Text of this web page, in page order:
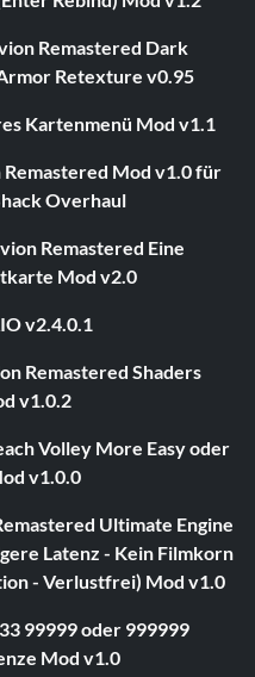
Remastered Dark
Retexture v0.95
Kartenmenü Mod v1.1
Mod v1.0 für
Overhaul
Remastered Eine
Mod v2.0
v2.4.0.1
Remastered Shaders
v1.0.2
Volley More Easy oder
v1.0.0
Ultimate Engine
Latenz - Kein Filmkorn
- Verlustfrei) Mod v1.0
99999 oder 999999
Mod v1.0